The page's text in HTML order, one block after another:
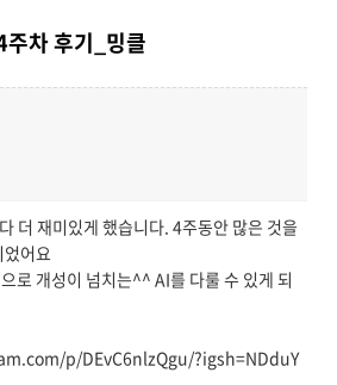
차 후기_밍클
더 재미있게 했습니다. 4주동안 많은 것을
었어요
로 개성이 넘치는^^ AI를 다룰 수 있게 되
p/DEvC6nlzQgu/?igsh=NDduY